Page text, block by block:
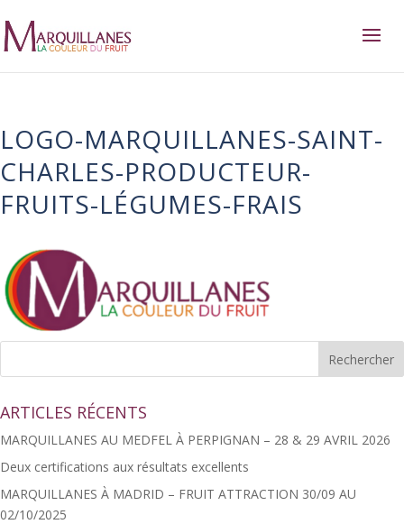
LOGO-MARQUILLANES-SAINT-
CHARLES-PRODUCTEUR-
FRUITS-LÉGUMES-FRAIS
ARTICLES RÉCENTS
MARQUILLANES AU MEDFEL À PERPIGNAN – 28 & 29 AVRIL 2026
Deux certifications aux résultats excellents
MARQUILLANES À MADRID – FRUIT ATTRACTION 30/09 AU
02/10/2025